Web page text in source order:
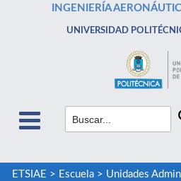
INGENIERÍA
UNIVERSIDAD
ETSIAE > Escuela> Unidades